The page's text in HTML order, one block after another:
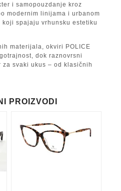
i samopouzdanje kroz
modernim linijama i urbanom
spajaju vrhunsku estetiku
materijala, okviri POLICE
dok raznovrsni
svaki ukus – od klasičnih
PROIZVODI